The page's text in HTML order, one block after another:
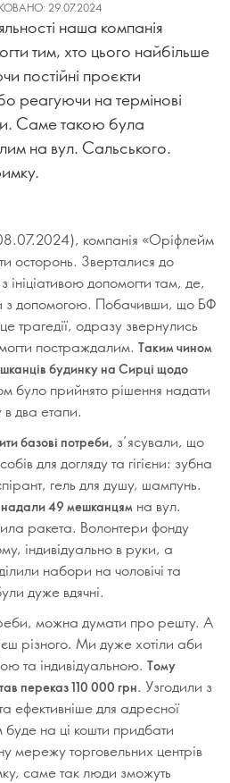
29.07.2024
наша компанія
тим, хто цього найбільше
постійні проєкти
реагуючи на термінові
Саме такою була
на вул. Сальського.
компанія «Оріфлейм
осторонь. Зверталися до
ініціативою допомогти там, де,
з допомогою. Побачивши, що БФ
трагедії, одразу звернулись
постраждалим. Таким чином
будинку на Сирці щодо
було прийнято рішення надати
два етапи.
базові потреби, з’ясували, що
для догляду та гігієни: зубна
гель для душу, шампунь.
надали 49 мешканцям на вул.
ракета. Волонтери фонду
індивідуально в руки, а
набори на чоловічі та
дуже вдячні.
можна думати про решту. А
різного. Ми дуже хотіли аби
та індивідуальною. Тому
переказ 110 000 грн. Узгодили з
для адресної
на ці кошти придбати
мережу торговельних центрів
саме так люди зможуть